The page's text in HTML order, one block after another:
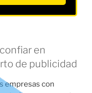
en
de publicidad
empresas con